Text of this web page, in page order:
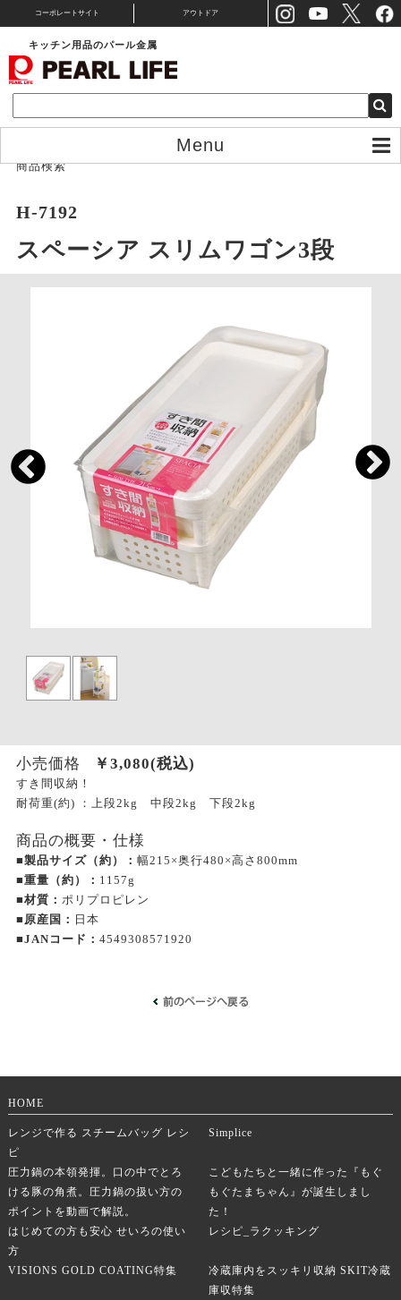
コーポレートサイト アウトドア
キッチン用品のパール金属
Menu
商品検索
H-7192
スペーシア スリムワゴン3段
小売価格 ￥ 3,080(税込)
すき間収納！
耐荷重(約) ：上段2kg 中段2kg 下段2kg
商品の概要・仕様
■製品サイズ（約）： 幅215×奥行480×高さ800mm
■重量（約）： 1157g
■材質： ポリプロピレン
■原産国： 日本
■JANコード： 4549308571920
HOME
レンジで作る スチームバッグ レシ
ピ
Simplice
圧力鍋の本領発揮。口の中でとろ
ける豚の角煮。圧力鍋の扱い方の
ポイントを動画で解説。
こどもたちと一緒に作った『もぐ
もぐたまちゃん』が誕生しまし
た！
はじめての方も安心 せいろの使い
方
レシピ_ラクッキング
VISIONS GOLD COATING特集
冷蔵庫内をスッキリ収納 SKIT冷蔵
庫収特集